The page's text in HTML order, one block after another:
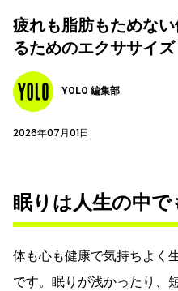
疲れも脂肪もためな
るためのエクササイズ
YOLO 編集部
2026年07月01日
眠りは人生の中で
体も心も健康で気持ちよく
です。眠りが浅かったり、